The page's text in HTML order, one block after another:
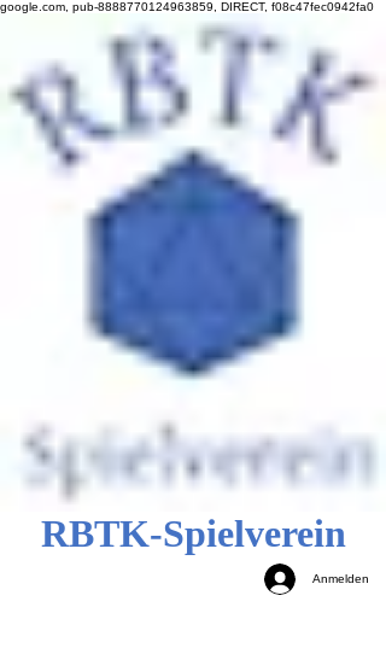
google.com, pub-8888770124963859, DIRECT, f08c47fec0942fa0
RBTK-Spielverein
Anmelden